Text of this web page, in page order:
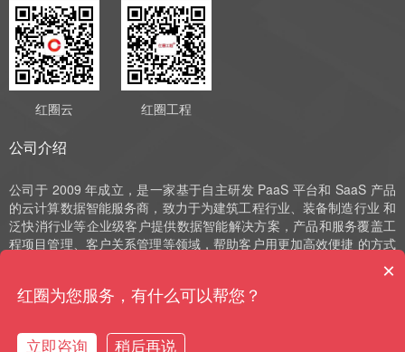
红圈云 红圈工程
公司介绍
公司于 2009 年成立，是一家基于自主研发 PaaS 平台和 SaaS 产品
的云计算数据智能服务商，致力于为建筑工程行业、装备制造行业 和
泛快消行业等企业级客户提供数据智能解决方案，产品和服务覆盖工
程项目管理、客户关系管理等领域，帮助客户用更加高效便捷 的方式
实现数字化运营、管理和决策。公司深耕 SaaS 领域十余年，始终以
自主研发作为发展的驱动力，并获评国家高新技术企业、中 关村高新
技术企业、北京市“专精特新”小巨人和北京市“专精特新”中小企业等荣
×
红圈为您服务，有什么可以帮您？
立即咨询 稍后再说